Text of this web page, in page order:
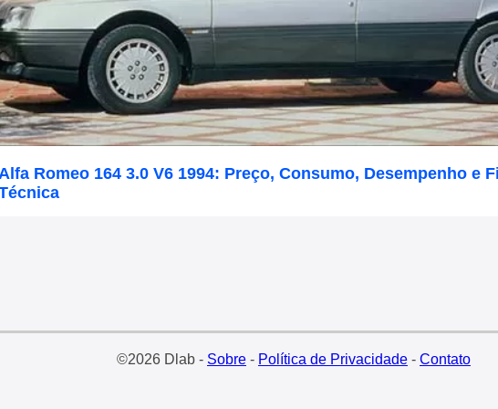
Romeo 164 3.0 V6 1994: Preço, Consumo, Desempenho e
©2026 Dlab - Sobre- Política de Privacidade- Contato